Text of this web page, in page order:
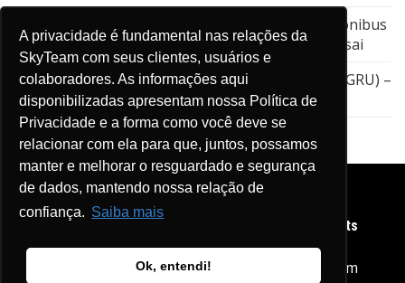
A privacidade é fundamental nas relações da
SkyTeam com seus clientes, usuários e
colaboradores. As informações aqui
disponibilizadas apresentam nossa Política de
Privacidade e a forma como você deve se
relacionar com ela para que, juntos, possamos
manter e melhorar o resguardado e segurança
de dados, mantendo nossa relação de
confiança. Saiba mais
Ok, entendi!
Emirates: Alteração do local de embarque do ônibus
entre a Estação de Nagoya e o Aeroporto de Kansai
GOL: Cancelamento da rota entre Guarulhos (GRU) –
Aruba (AUA)
Copyright © 2026 Diário de Viagens SkyTeam. All rights
Home SkyTeam
LinkPag SkyTeam